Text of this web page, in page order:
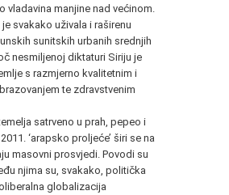
vladavina manjine nad većinom.
svakako uživala i raširenu
sunitskih urbanih srednjih
nesmiljenoj diktaturi Siriju je
s razmjerno kvalitetnim i
te zdravstvenim
satrveno u prah, pepeo i
‘arapsko proljeće’ širi se na
masovni prosvjedi. Povodi su
njima su, svakako, politička
globalizacija